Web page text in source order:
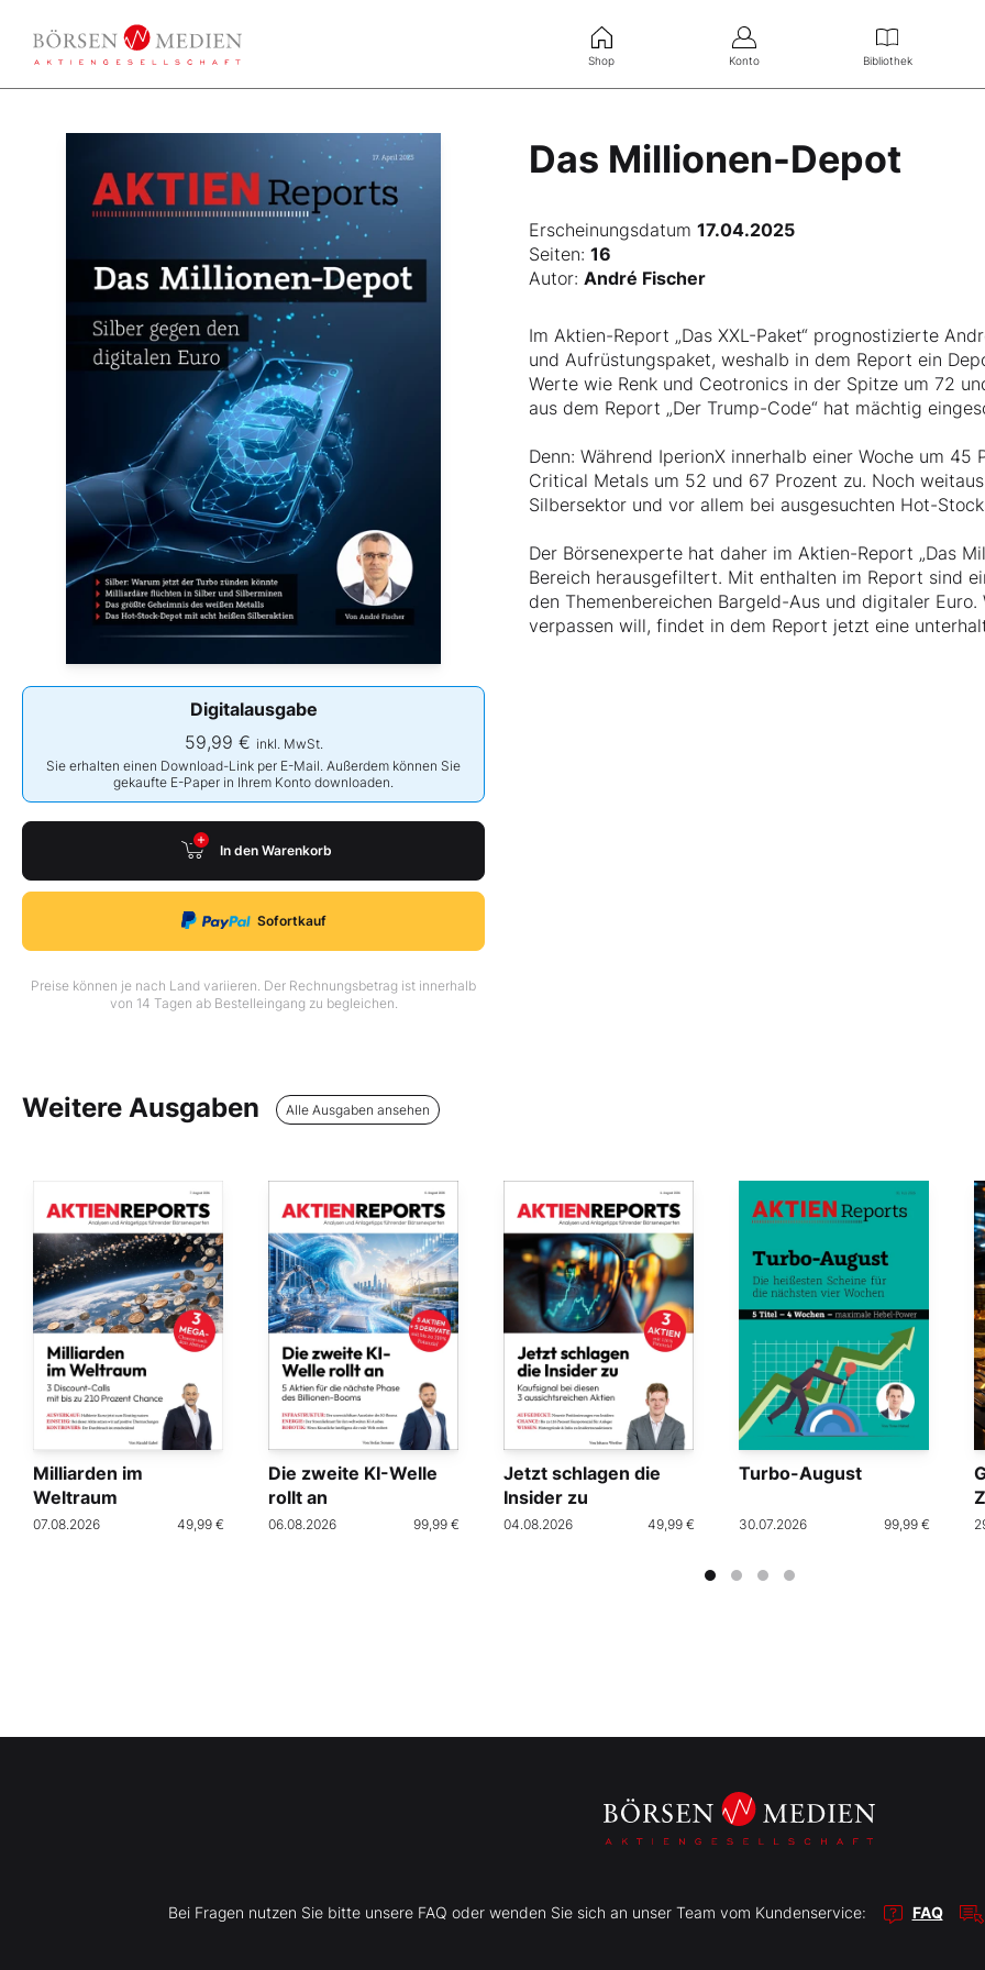
Shop Konto Bibliothek
Das Millionen-Depot
Erscheinungsdatum17.04.2025
Digitalausgabe
59,99 € inkl. MwSt.
Sie erhalten einen Download-Link per E-Mail. Außerdem können Sie
gekaufte E-Paper in Ihrem Konto downloaden.
In den Warenkorb
Sofortkauf
Preise können je nach Land variieren. Der Rechnungsbetrag ist innerhalb
von 14 Tagen ab Bestelleingang zu begleichen.
Seiten:16
Autor:André Fischer
Im Aktien-Report „Das XXL-Paket“ prognostizierte
und Aufrüstungspaket, weshalb in dem Report ein
Werte wie Renk und Ceotronics in der Spitze um 72
aus dem Report „Der Trump-Code“ hat mächtig
Denn: Während IperionX innerhalb einer Woche um
Critical Metals um 52 und 67 Prozent zu. Noch
Silbersektor und vor allem bei ausgesuchten Hot-
Der Börsenexperte hat daher im Aktien-Report „Das
Bereich herausgefiltert. Mit enthalten im Report sind
den Themenbereichen Bargeld-Aus und digitaler
verpassen will, findet in dem Report jetzt eine
Weitere Ausgaben Alle Ausgaben ansehen
Milliarden im
Weltraum
07.08.2026 49,99 €
Die zweite KI-Welle
rollt an
06.08.2026 99,99 €
Jetzt schlagen die
Insider zu
04.08.2026 49,99 €
Turbo-August
30.07.2026 99,99 €
Bei Fragen nutzen Sie bitte unsere FAQ oder wenden Sie sich an unser Team vom Kundenservice: FAQ